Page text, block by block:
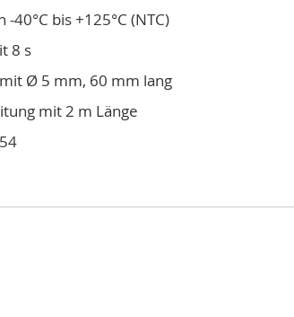
-40°C bis +125°C (NTC)
8 s
Ø 5 mm, 60 mm lang
mit 2 m Länge